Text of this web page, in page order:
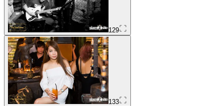
129
133